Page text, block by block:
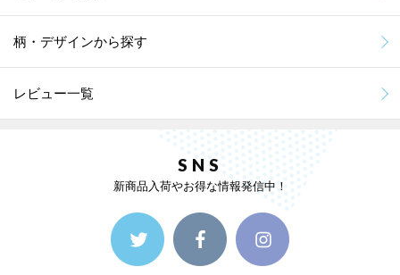
柄・デザインから探す
レビュー一覧
SNS
新商品入荷やお得な情報発信中！